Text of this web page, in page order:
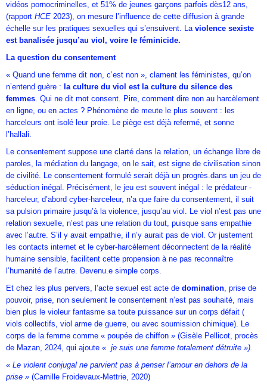
vidéos pornocriminelles, et 51% de jeunes garçons parfois dès12 ans,
(rapport HCE 2023), on mesure l’influence de cette diffusion à grande
échelle sur les pratiques sexuelles qui s’ensuivent. La violence sexiste
est banalisée jusqu’au viol, voire le féminicide.
La question du consentement
« Quand une femme dit non, c’est non », clament les féministes, qu’on
n’entend guère : la culture du viol est la culture du silence des
femmes. Qui ne dit mot consent. Pire, comment dire non au harcèlement
en ligne, ou en actes ? Phénomène de meute le plus souvent : les
harceleurs ont isolé leur proie. Le piège est déjà refermé, et sonne
l’hallali.
Le consentement suppose une clarté dans la relation, un échange libre de
paroles, la médiation du langage, on le sait, est signe de civilisation sinon
de civilité. Le consentement formulé serait déjà un progrès.dans un jeu de
séduction inégal. Précisément, le jeu est souvent inégal : le prédateur -
harceleur, d’abord cyber-harceleur, n’a que faire du consentement, il suit
sa pulsion primaire jusqu’à la violence, jusqu’au viol. Le viol n’est pas une
relation sexuelle, n’est pas une relation du tout, puisque sans empathie
avec l’autre. S’il y avait empathie, il n’y aurait pas de viol. Or justement
les contacts internet et le cyber-harcèlement déconnectent de la réalité
humaine sensible, facilitent cette propension à ne pas reconnaître
l’humanité de l’autre. Devenu.e simple corps.
Et chez les plus pervers, l’acte sexuel est acte de domination, prise de
pouvoir, prise, non seulement le consentement n’est pas souhaité, mais
bien plus le violeur fantasme sa toute puissance sur un corps défait (
viols collectifs, viol arme de guerre, ou avec soumission chimique). Le
corps de la femme comme « poupée de chiffon » (Gisèle Pellicot, procès
de Mazan, 2024, qui ajoute « je suis une femme totalement détruite »).
« Le violent conjugal ne parvient pas à penser l’amour en dehors de la
prise » (Camille Froidevaux-Mettrie, 2020)